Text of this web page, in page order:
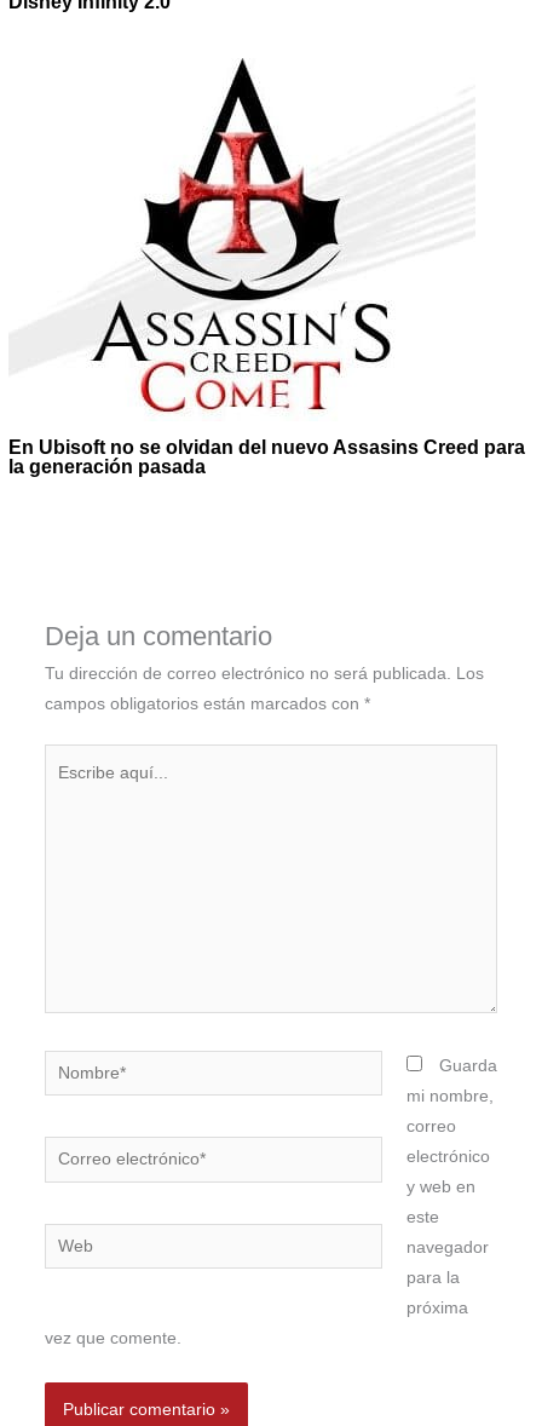
En Ubisoft no se olvidan del nuevo Assasins Creed para
la generación pasada
Deja un comentario
Tu dirección de correo electrónico no será publicada. Los
campos obligatorios están marcados con *
Nombre*
Correo
electrónico*
Web
Guarda
mi nombre,
correo
electrónico
y web en
este
navegador
para la
próxima
vez que comente.